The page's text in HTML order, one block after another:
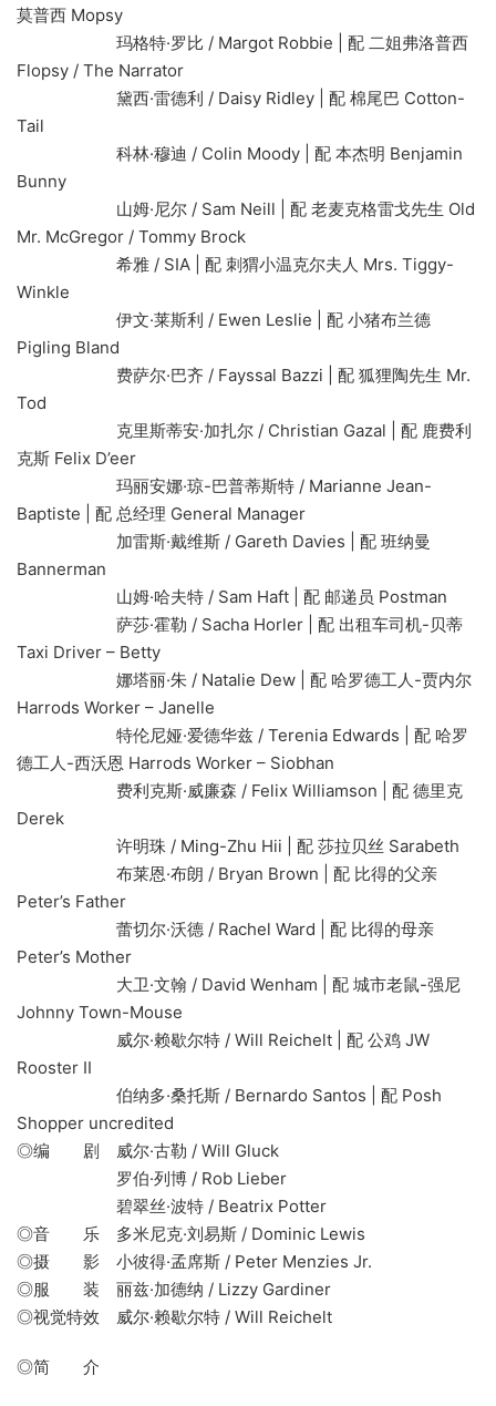
莫普西 Mopsy
玛格特·罗比 / Margot Robbie | 配 二姐弗洛普西
Flopsy / The Narrator
黛西·雷德利 / Daisy Ridley | 配 棉尾巴 Cotton-
Tail
科林·穆迪 / Colin Moody | 配 本杰明 Benjamin
Bunny
山姆·尼尔 / Sam Neill | 配 老麦克格雷戈先生 Old
Mr. McGregor / Tommy Brock
希雅 / SIA | 配 刺猬小温克尔夫人 Mrs. Tiggy-
Winkle
伊文·莱斯利 / Ewen Leslie | 配 小猪布兰德
Pigling Bland
费萨尔·巴齐 / Fayssal Bazzi | 配 狐狸陶先生 Mr.
Tod
克里斯蒂安·加扎尔 / Christian Gazal | 配 鹿费利
克斯 Felix D’eer
玛丽安娜·琼-巴普蒂斯特 / Marianne Jean-
Baptiste | 配 总经理 General Manager
加雷斯·戴维斯 / Gareth Davies | 配 班纳曼
Bannerman
山姆·哈夫特 / Sam Haft | 配 邮递员 Postman
萨莎·霍勒 / Sacha Horler | 配 出租车司机-贝蒂
Taxi Driver – Betty
娜塔丽·朱 / Natalie Dew | 配 哈罗德工人-贾内尔
Harrods Worker – Janelle
特伦尼娅·爱德华兹 / Terenia Edwards | 配 哈罗
德工人-西沃恩 Harrods Worker – Siobhan
费利克斯·威廉森 / Felix Williamson | 配 德里克
Derek
许明珠 / Ming-Zhu Hii | 配 莎拉贝丝 Sarabeth
布莱恩·布朗 / Bryan Brown | 配 比得的父亲
Peter’s Father
蕾切尔·沃德 / Rachel Ward | 配 比得的母亲
Peter’s Mother
大卫·文翰 / David Wenham | 配 城市老鼠-强尼
Johnny Town-Mouse
威尔·赖歇尔特 / Will Reichelt | 配 公鸡 JW
Rooster II
伯纳多·桑托斯 / Bernardo Santos | 配 Posh
Shopper uncredited
◎编 剧 威尔·古勒 / Will Gluck
罗伯·列博 / Rob Lieber
碧翠丝·波特 / Beatrix Potter
◎音 乐 多米尼克·刘易斯 / Dominic Lewis
◎摄 影 小彼得·孟席斯 / Peter Menzies Jr.
◎服 装 丽兹·加德纳 / Lizzy Gardiner
◎视觉特效 威尔·赖歇尔特 / Will Reichelt
◎简 介